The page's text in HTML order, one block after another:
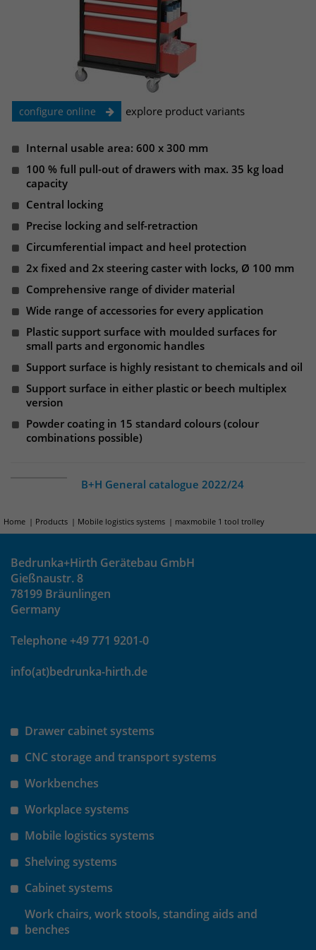
configure online explore product variants
Internal usable area: 600 x 300 mm
100 % full pull-out of drawers with max. 35 kg load
capacity
Central locking
Precise locking and self-retraction
Circumferential impact and heel protection
2x fixed and 2x steering caster with locks, Ø 100 mm
Comprehensive range of divider material
Wide range of accessories for every application
Plastic support surface with moulded surfaces for
small parts and ergonomic handles
Support surface is highly resistant to chemicals and oil
Support surface in either plastic or beech multiplex
version
Powder coating in 15 standard colours (colour
combinations possible)
B+H General catalogue 2022/24
Home Products Mobile logistics systems maxmobile 1 tool trolley
Bedrunka+Hirth Gerätebau GmbH
Gießnaustr. 8
78199 Bräunlingen
Germany
Telephone +49 771 9201-0
info(at)bedrunka-hirth.de
Drawer cabinet systems
CNC storage and transport systems
Workbenches
Workplace systems
Mobile logistics systems
Shelving systems
Cabinet systems
Work chairs, work stools, standing aids and
benches
auf unserem Server gespeichert und
sind damit externen Unternehmen
unzugänglich.
Zweck
instralliert. Das Cookie wird verwendet,
um Besucher-, Sitzungs- und
die Nutzung der Website für den
Analysebericht der Website zu
verfolgen. Die Cookies speichern
Informationen anonym und weisen
eine randoly generierte Nummer zu,
um eindeutige Besucher zu
identifizieren. Die Daten werde lokal
auf unserem Server gespeichert und
sind damit externen Unternehmen
unzugänglich.
Name _pk_ses
Das Cookie wird genutzt um temporär
Name _pk_cvar
Laufzeit 30 Minuten
Name _pk_hsr
Anbieter
Zweck
Session Daten zu speichern
Name _pk_testcookie